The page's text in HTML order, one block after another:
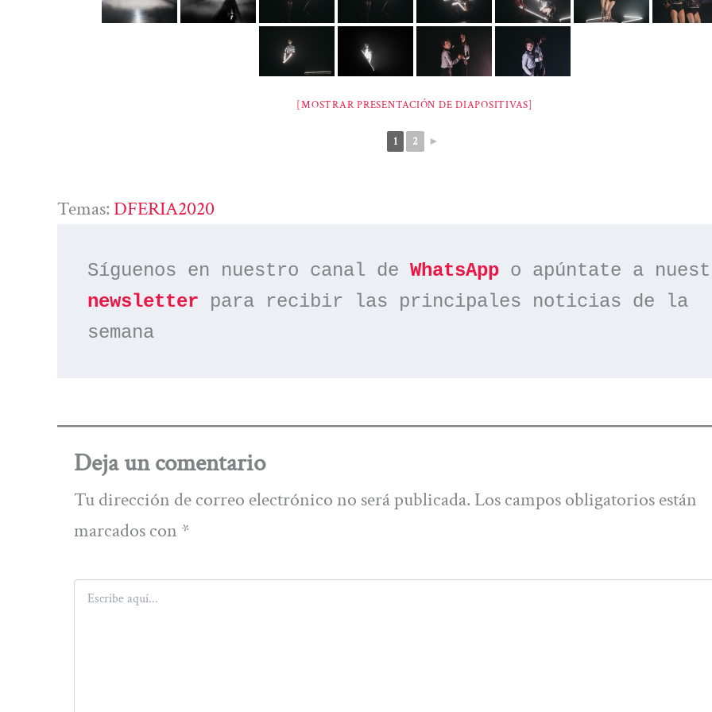
[MOSTRAR PRESENTACIÓN DE DIAPOSITIVAS]
1 2 ►
Temas: DFERIA2020
Síguenos en nuestro canal de WhatsApp
newsletter para recibir las principales noticias de la
semana
Deja un comentario
Tu dirección de correo electrónico no será publicada. Los campos obligatorios están
marcados con *
Escribe
aquí...